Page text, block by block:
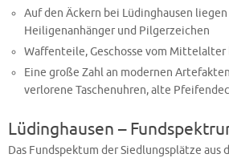
Auf den Äckern bei Lüdinghausen
Heiligenanhänger und Pilgerzeichen
Waffenteile, Geschosse vom Mittelalter
Eine große Zahl an modernen
verlorene Taschenuhren, alte
Lüdinghausen –
Das Fundspektum der Siedlungsplätze